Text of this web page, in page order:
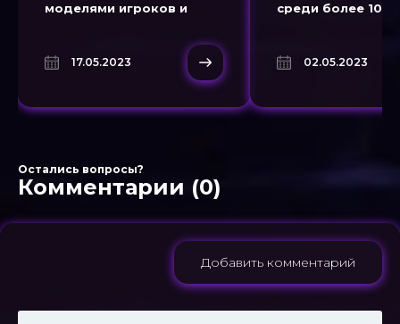
моделями игроков и
сборку Нейронная сеть
кс 1.6 и насладитесь
захватывающей игрой в
Counter-Strike 1.6 без
17.05.2023
среди более 100
надежности и
исполнении.
02.05.2023
Остались вопросы?
Комментарии (0)
Добавить комментарий